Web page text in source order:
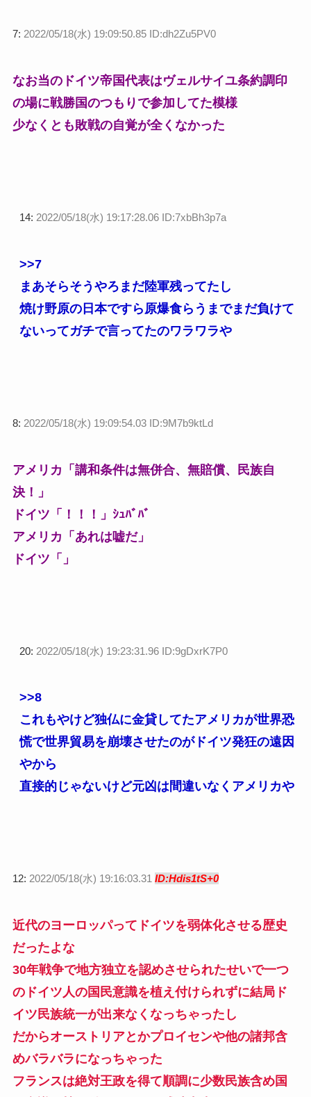
7: 2022/05/18(水) 19:09:50.85 ID:dh2Zu5PV0
なお当のドイツ帝国代表はヴェルサイユ条約調印
の場に戦勝国のつもりで参加してた模様
少なくとも敗戦の自覚が全くなかった
14: 2022/05/18(水) 19:17:28.06 ID:7xbBh3p7a
>>7
まあそらそうやろまだ陸軍残ってたし
焼け野原の日本ですら原爆食らうまでまだ負けて
ないってガチで言ってたのワラワラや
8: 2022/05/18(水) 19:09:54.03 ID:9M7b9ktLd
アメリカ「講和条件は無併合、無賠償、民族自
決！」
ドイツ「！！！」ｼｭﾊﾞﾊﾞ
アメリカ「あれは嘘だ」
ドイツ「」
20: 2022/05/18(水) 19:23:31.96 ID:9gDxrK7P0
>>8
これもやけど独仏に金貸してたアメリカが世界恐
慌で世界貿易を崩壊させたのがドイツ発狂の遠因
やから
直接的じゃないけど元凶は間違いなくアメリカや
12: 2022/05/18(水) 19:16:03.31 ID:Hdis1tS+0
近代のヨーロッパってドイツを弱体化させる歴史
だったよな
30年戦争で地方独立を認めさせられたせいで一つ
のドイツ人の国民意識を植え付けられずに結局ド
イツ民族統一が出来なくなっちゃったし
だからオーストリアとかプロイセンや他の諸邦含
めバラバラになっちゃった
フランスは絶対王政を得て順調に少数民族含め国